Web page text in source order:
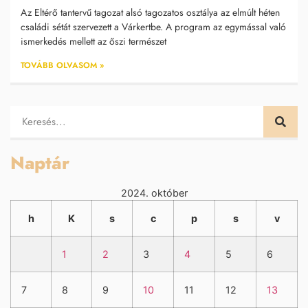
Az Eltérő tantervű tagozat alsó tagozatos osztálya az elmúlt héten
családi sétát szervezett a Várkertbe. A program az egymással való
ismerkedés mellett az őszi természet
TOVÁBB OLVASOM »
Naptár
2024. október
h K s c p s v
1 2 3 4 5 6
7 8 9 10 11 12 13